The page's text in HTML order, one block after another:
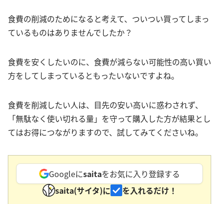
食費の削減のためになると考えて、ついつい買ってしまっ
ているものはありませんでしたか？
食費を安くしたいのに、食費が減らない可能性の高い買い
方をしてしまっているともったいないですよね。
食費を削減したい人は、目先の安い高いに惑わされず、
「無駄なく使い切れる量」を守って購入した方が結果とし
てはお得につながりますので、試してみてくださいね。
Googleにsaitaをお気に入り登録する
saita(サイタ)に
を入れるだけ！